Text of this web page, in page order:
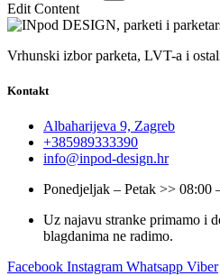
Edit Content
Vrhunski izbor parketa, LVT-a i
Kontakt
Albaharijeva 9, Zagreb
+385989333390
info@inpod-design.hr
Ponedjeljak – Petak >> 08:00
Uz najavu stranke primamo i
blagdanima ne radimo.
Facebook Instagram Whatsapp Viber